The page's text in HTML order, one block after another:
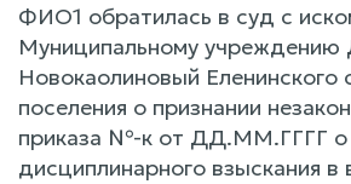
ФИО1 обратилась в суд с
Муниципальному учреждению
Новокаолиновый Еленинского
поселения о признании
приказа №-к от ДД.ММ.ГГГГ о
дисциплинарного взыскания в